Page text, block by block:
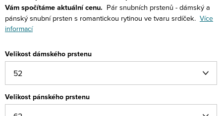
Vám spočítáme aktuální cenu. Pár snubních prstenů - dámský a
pánský snubní prsten s romantickou rytinou ve tvaru srdíček. Více
informací
Velikost dámského prstenu
Velikost pánského prstenu